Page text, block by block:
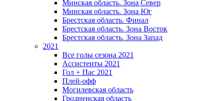
Минская область. Зона Север
Минская область. Зона Юг
Брестская область. Финал
Брестская область. Зона Восток
Брестская область. Зона Запад
2021
Все голы сезона 2021
Ассистенты 2021
Гол + Пас 2021
Плей-офф
Могилевская область
Гродненская область